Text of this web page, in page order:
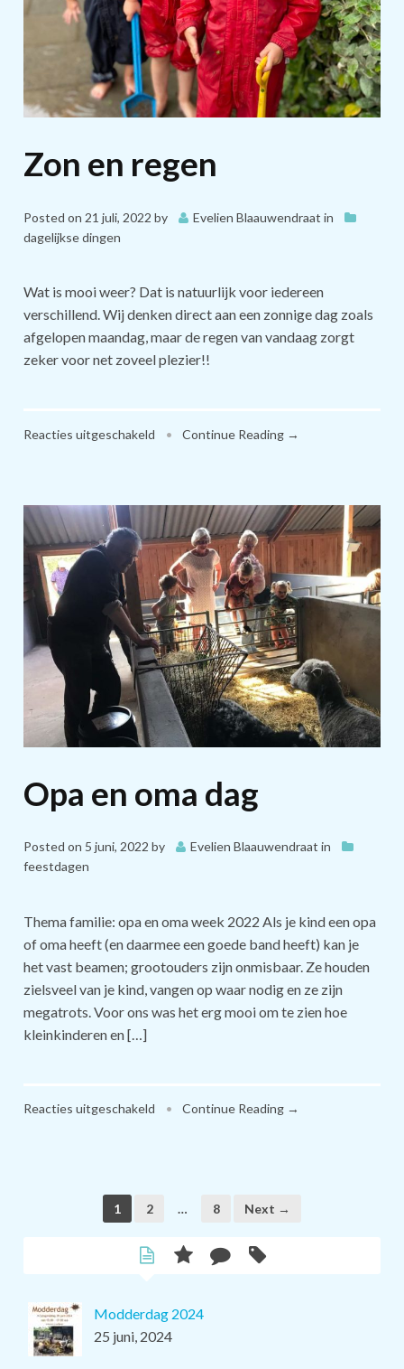
Zon en regen
Posted on 21 juli, 2022 by Evelien Blaauwendraat in
dagelijkse dingen
Wat is mooi weer? Dat is natuurlijk voor iedereen
verschillend. Wij denken direct aan een zonnige dag zoals
afgelopen maandag, maar de regen van vandaag zorgt
zeker voor net zoveel plezier!!
Reacties uitgeschakeldvoor
• Continue Reading →
Opa en oma dag
Posted on 5 juni, 2022 by Evelien Blaauwendraat in
feestdagen
Thema familie: opa en oma week 2022 Als je kind een opa
of oma heeft (en daarmee een goede band heeft) kan je
het vast beamen; grootouders zijn onmisbaar. Ze houden
zielsveel van je kind, vangen op waar nodig en ze zijn
megatrots. Voor ons was het erg mooi om te zien hoe
kleinkinderen en […]
Reacties uitgeschakeldvoor
• Continue Reading →
1 2 … 8 Next →
Modderdag 2024
25 juni, 2024